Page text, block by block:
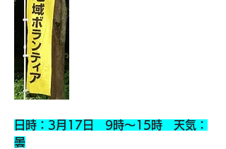
日時：3月17日　9時～15時　天気：
曇